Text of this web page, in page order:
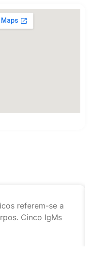
referem-se a
Cinco IgMs